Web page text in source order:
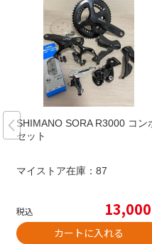
SHIMANO SORA R3000 コン
セット
マイストア在庫： 87
税込 13,000
カートに入れる